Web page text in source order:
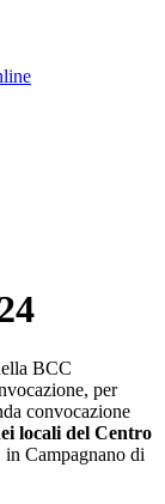
BCC
per
convocazione
locali del Centro
in Campagnano di